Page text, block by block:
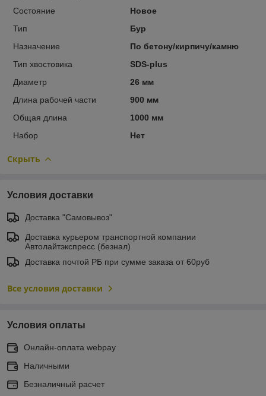
Состояние
Новое
Тип
Бур
Назначение
По бетону/кирпичу/камню
Тип хвостовика
SDS-plus
Диаметр
26 мм
Длина рабочей части
900 мм
Общая длина
1000 мм
Набор
Нет
Скрыть
Условия доставки
Доставка "Самовывоз"
Доставка курьером транспортной компании
Автолайтэкспресс (безнал)
Доставка почтой РБ при сумме заказа от 60руб
Все условия доставки
Условия оплаты
Онлайн-оплата webpay
Наличными
Безналичный расчет